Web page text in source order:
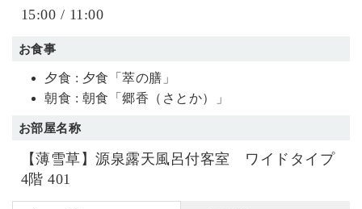
15:00 / 11:00
お食事
夕食 : 夕食「萃の膳」
朝食 : 朝食「郷香（さとか）」
お部屋名称
【薄雪草】源泉露天風呂付客室 ワイドタイプ
4階 401